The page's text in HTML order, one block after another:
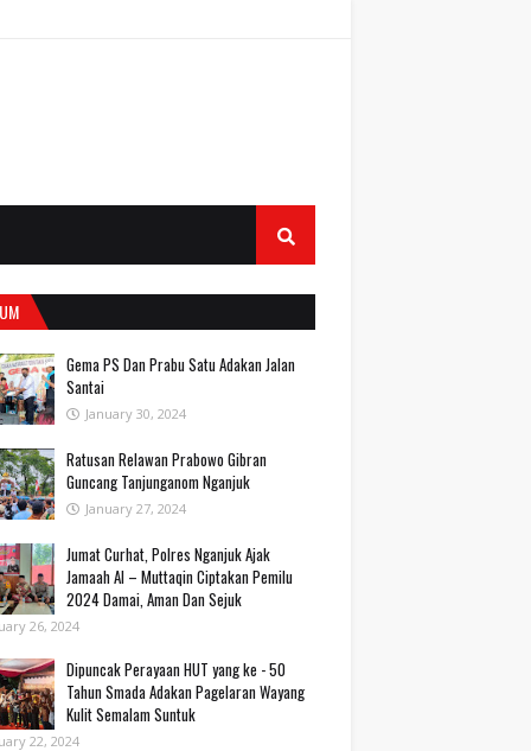
Gema PS Dan Prabu Satu Adakan Jalan
Santai
January 30, 2024
Ratusan Relawan Prabowo Gibran
Guncang Tanjunganom Nganjuk
January 27, 2024
Jumat Curhat, Polres Nganjuk Ajak
Jamaah Al – Muttaqin Ciptakan Pemilu
2024 Damai, Aman Dan Sejuk
26, 2024
Dipuncak Perayaan HUT yang ke - 50
Tahun Smada Adakan Pagelaran Wayang
Kulit Semalam Suntuk
22, 2024